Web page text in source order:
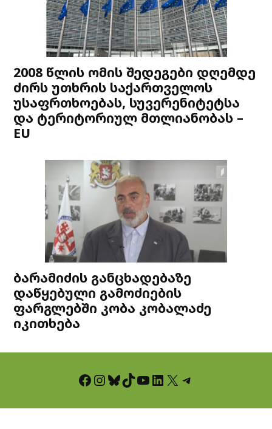
2008 წლის ომის შედეგები დღემდე
ძირს უთხრის საქართველოს
უსაფრთხოებას, სუვერენიტეტსა
და ტერიტორიულ მთლიანობას –
EU
ბარამიძის განცხადებაზე
დაწყებული გამოძიების
ფარგლებში კობა კობალაძე
იკითხება
Facebook InstagramBluesky TikTok YouTube LinkedIn X Telegram